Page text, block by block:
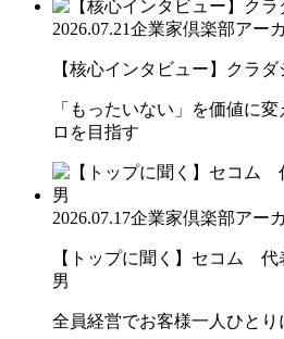
2026.07.21企業家倶楽部アー
【核心インタビュー】クラ
「もったいない」を価値に
ロを目指す
2026.07.17企業家倶楽部アー
【トップに聞く】セコム
男
全員経営でお客様一人ひとり